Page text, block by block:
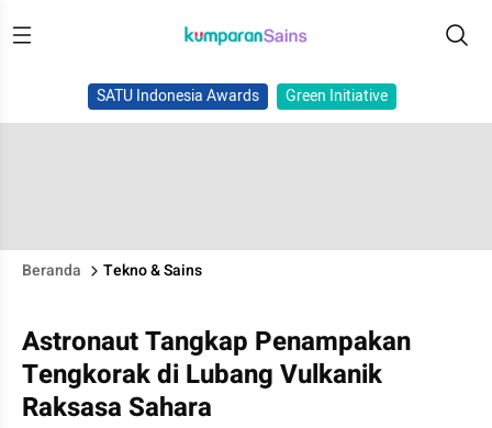
SATU Indonesia Awards Green Initiative
Beranda Tekno & Sains
Astronaut Tangkap Penampakan
Tengkorak di Lubang Vulkanik
Raksasa Sahara